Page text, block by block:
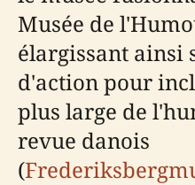
Musée de
élargissant ainsi
d'action pour
plus large de
revue danois
(